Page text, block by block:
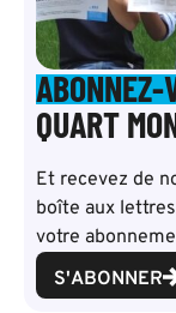
ABONNEZ-
QUART
Et recevez de
boîte aux
votre
S'ABONNER